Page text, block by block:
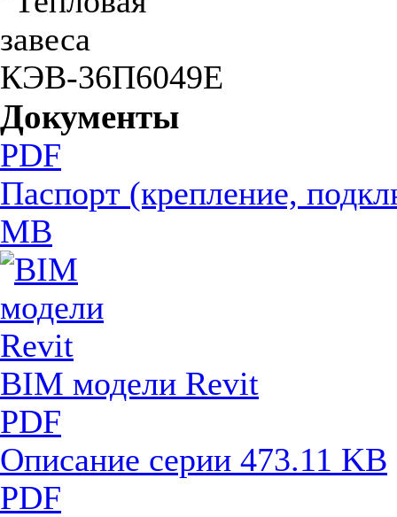
Документы
PDF
Паспорт (крепление,
MB
BIM модели Revit
PDF
Описание серии 473.11 KB
PDF